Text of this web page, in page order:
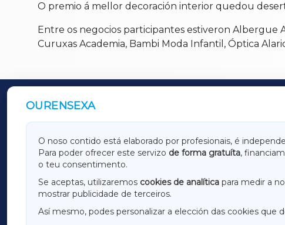
O premio á mellor decoración interior quedou
Entre os negocios participantes estiveron Albergue
Curuxas Academia, Bambi Moda Infantil, Óptica
OURENSEXA
O noso contido está elaborado por profesionais, é
Para poder ofrecer este servizo de forma gratuíta,
o teu consentimento.
Se aceptas, utilizaremos cookies de analítica para medir a
mostrar publicidade de terceiros.
Así mesmo, podes personalizar a elección das cookies que
OUTROS PERIÓDICOS
GALICIAXA LUGOXA
AMARIÑAXA
OURENSEXA